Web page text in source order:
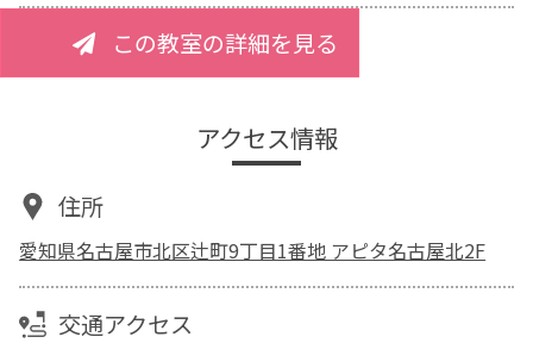
この教室の詳細を見る
アクセス情報
住所
愛知県名古屋市北区辻町9丁目1番地 アピタ名古屋北2F
交通アクセス